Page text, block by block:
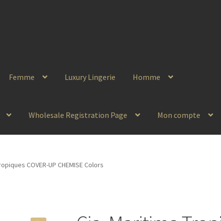
Femme Luxury Lingerie Homme
Wholesale Registration Page Mon compte
COVER-UP CHEMISE Colors